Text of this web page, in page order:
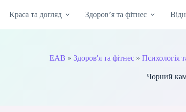
Краса та догляд Здоров’я та фітнес
EAB » Здоров'я та фітнес» Психологія
Чорний